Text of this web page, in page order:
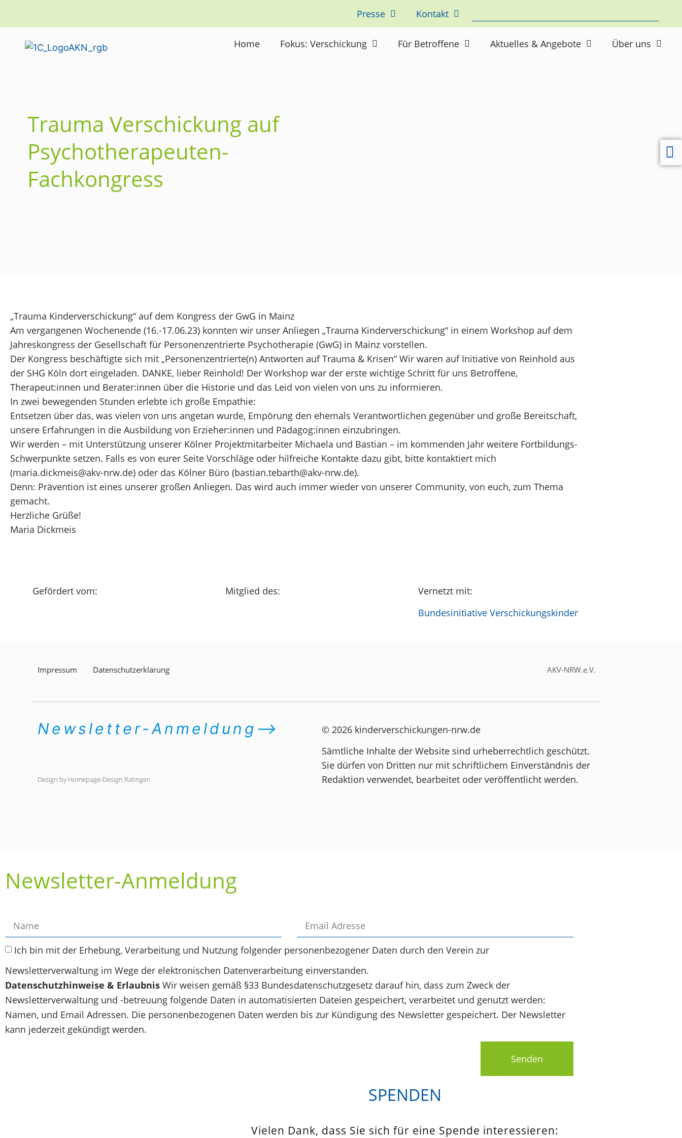
Presse Kontakt
Home Fokus: Verschickung Für Betroffene Aktuelles & Angebote Über uns
Trauma Verschickung auf
Psychotherapeuten-
Fachkongress
„Trauma Kinderverschickung“ auf dem Kongress der GwG in Mainz
Am vergangenen Wochenende (16.-17.06.23) konnten wir unser Anliegen „Trauma Kinderverschickung“ in einem Workshop auf dem
Jahreskongress der Gesellschaft für Personenzentrierte Psychotherapie (GwG) in Mainz vorstellen.
Der Kongress beschäftigte sich mit „Personenzentrierte(n) Antworten auf Trauma & Krisen“ Wir waren auf Initiative von Reinhold aus
der SHG Köln dort eingeladen. DANKE, lieber Reinhold! Der Workshop war der erste wichtige Schritt für uns Betroffene,
Therapeut:innen und Berater:innen über die Historie und das Leid von vielen von uns zu informieren.
In zwei bewegenden Stunden erlebte ich große Empathie:
Entsetzen über das, was vielen von uns angetan wurde, Empörung den ehemals Verantwortlichen gegenüber und große Bereitschaft,
unsere Erfahrungen in die Ausbildung von Erzieher:innen und Pädagog:innen einzubringen.
Wir werden – mit Unterstützung unserer Kölner Projektmitarbeiter Michaela und Bastian – im kommenden Jahr weitere Fortbildungs-
Schwerpunkte setzen. Falls es von eurer Seite Vorschläge oder hilfreiche Kontakte dazu gibt, bitte kontaktiert mich
(maria.dickmeis@akv-nrw.de) oder das Kölner Büro (bastian.tebarth@akv-nrw.de).
Denn: Prävention ist eines unserer großen Anliegen. Das wird auch immer wieder von unserer Community, von euch, zum Thema
gemacht.
Herzliche Grüße!
Maria Dickmeis
Gefördert vom: Mitglied des:
Vernetzt mit:
Bundesinitiative Verschickungskinder
Impressum Datenschutzerklärung AKV-NRW.e.V.
Newsletter-Anmeldung⟶
Design by Homepage-Design Ratingen
© 2026 kinderverschickungen-nrw.de
Sämtliche Inhalte der Website sind urheberrechtlich geschützt.
Sie dürfen von Dritten nur mit schriftlichem Einverständnis der
Redaktion verwendet, bearbeitet oder veröffentlicht werden.
Newsletter-Anmeldung
Ich bin mit der Erhebung, Verarbeitung und Nutzung folgender personenbezogener Daten durch den Verein zur
Newsletterverwaltung im Wege der elektronischen Datenverarbeitung einverstanden.
Datenschutzhinweise & Erlaubnis Wir weisen gemäß §33 Bundesdatenschutzgesetz darauf hin, dass zum Zweck der
Newsletterverwaltung und -betreuung folgende Daten in automatisierten Dateien gespeichert, verarbeitet und genutzt werden:
Namen, und Email Adressen. Die personenbezogenen Daten werden bis zur Kündigung des Newsletter gespeichert. Der Newsletter
kann jederzeit gekündigt werden.
Senden
SPENDEN
Vielen Dank, dass Sie sich für eine Spende interessieren: